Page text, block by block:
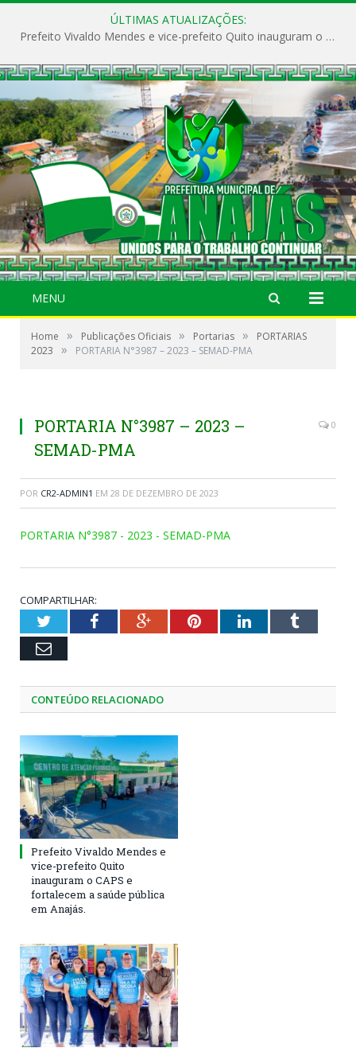
ÚLTIMAS ATUALIZAÇÕES:
Prefeito Vivaldo Mendes e vice-prefeito Quito inauguram o CAPS e fortalecem a saúde pública em Anajás.
MENU
Home » Publicações Oficiais » Portarias »
PORTARIAS
2023
» PORTARIA N°3987 – 2023 – SEMAD-PMA
PORTARIA N°3987 – 2023 –
SEMAD-PMA
0
POR CR2-ADMIN1 EM 28 DE DEZEMBRO DE 2023
PORTARIA N°3987 - 2023 - SEMAD-PMA
COMPARTILHAR:
TwitterFacebookGoogle+PinterestLinkedInTumblr
Email
CONTEÚDO RELACIONADO
Prefeito Vivaldo Mendes e
vice-prefeito Quito
inauguram o CAPS e
fortalecem a saúde pública
em Anajás.